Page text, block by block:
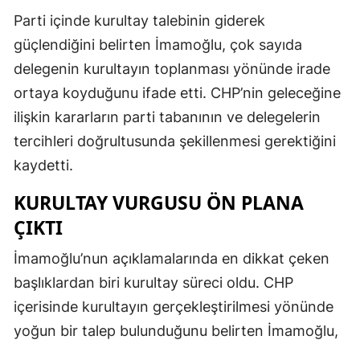
Parti içinde kurultay talebinin giderek
güçlendiğini belirten İmamoğlu, çok sayıda
delegenin kurultayın toplanması yönünde irade
ortaya koyduğunu ifade etti. CHP’nin geleceğine
ilişkin kararların parti tabanının ve delegelerin
tercihleri doğrultusunda şekillenmesi gerektiğini
kaydetti.
KURULTAY VURGUSU ÖN PLANA
ÇIKTI
İmamoğlu’nun açıklamalarında en dikkat çeken
başlıklardan biri kurultay süreci oldu. CHP
içerisinde kurultayın gerçekleştirilmesi yönünde
yoğun bir talep bulunduğunu belirten İmamoğlu,